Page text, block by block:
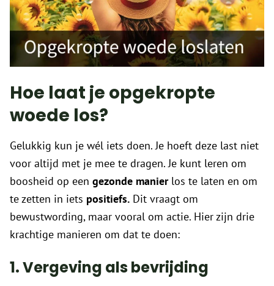
Hoe laat je opgekropte
woede los?
Gelukkig kun je wél iets doen. Je hoeft deze last niet
voor altijd met je mee te dragen. Je kunt leren om
boosheid op een gezonde manierlos te laten en om
te zetten in iets positiefs. Dit vraagt om
bewustwording, maar vooral om actie. Hier zijn drie
krachtige manieren om dat te doen:
1. Vergeving als bevrijding